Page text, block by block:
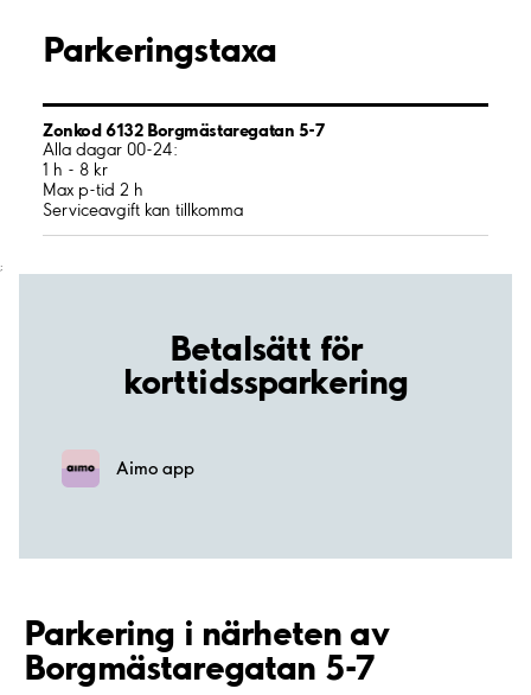
Parkeringstaxa
Zonkod 6132 Borgmästaregatan 5-7
Alla dagar 00-24:
1 h - 8 kr
Max p-tid 2 h
Serviceavgift kan tillkomma
;
Betalsätt för
korttidssparkering
Aimo app
Parkering i närheten av
Borgmästaregatan 5-7